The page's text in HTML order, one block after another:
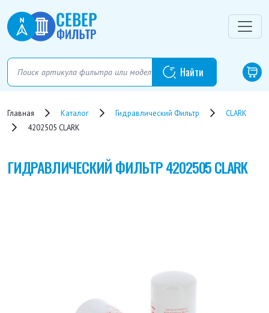
Главная Каталог Гидравлический Фильтр
CLARK
4202505 CLARK
ГИДРАВЛИЧЕСКИЙ ФИЛЬТР4202505 CLARK